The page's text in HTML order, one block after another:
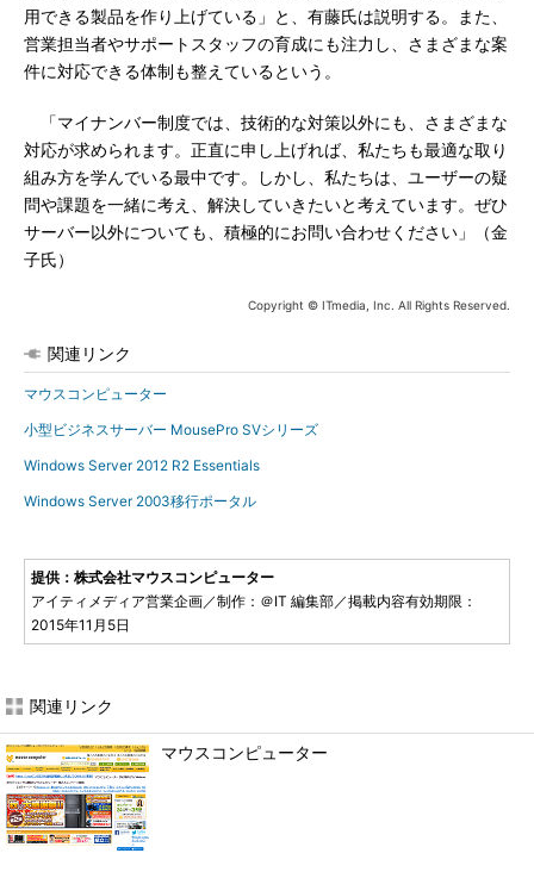
用できる製品を作り上げている」と、有藤氏は説明する。また、
営業担当者やサポートスタッフの育成にも注力し、さまざまな案
件に対応できる体制も整えているという。
「マイナンバー制度では、技術的な対策以外にも、さまざまな
対応が求められます。正直に申し上げれば、私たちも最適な取り
組み方を学んでいる最中です。しかし、私たちは、ユーザーの疑
問や課題を一緒に考え、解決していきたいと考えています。ぜひ
サーバー以外についても、積極的にお問い合わせください」（金
子氏）
Copyright © ITmedia, Inc. All Rights Reserved.
関連リンク
マウスコンピューター
小型ビジネスサーバー MousePro SVシリーズ
Windows Server 2012 R2 Essentials
Windows Server 2003移行ポータル
提供：株式会社マウスコンピューター
アイティメディア営業企画／制作：＠IT 編集部／掲載内容有効期限：
2015年11月5日
関連リンク
マウスコンピューター